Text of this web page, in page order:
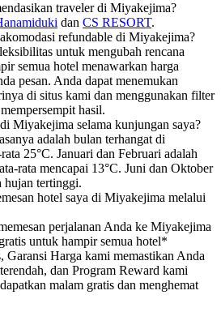
traveler di Miyakejima?
dan CS RESORT.
refundable di Miyakejima?
untuk mengubah rencana
semua hotel menawarkan harga
pesan. Anda dapat menemukan
di situs kami dan menggunakan filter
hasil.
Miyakejima selama kunjungan saya?
adalah bulan terhangat di
25°C. Januari dan Februari adalah
rata mencapai 13°C. Juni dan Oktober
hujan tertinggi.
hotel saya di Miyakejima melalui
perjalanan Anda ke Miyakejima
untuk hampir semua hotel*
Garansi Harga kami memastikan Anda
dan Program Reward kami
malam gratis dan menghemat